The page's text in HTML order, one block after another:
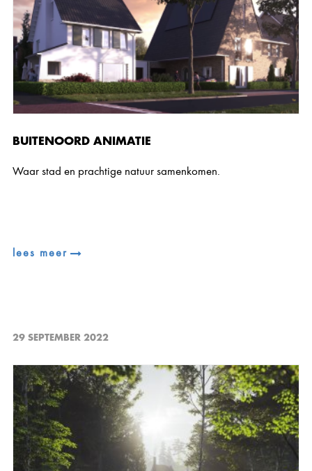
BUITENOORD ANIMATIE
Waar stad en prachtige natuur samenkomen.
lees meer
29 SEPTEMBER 2022